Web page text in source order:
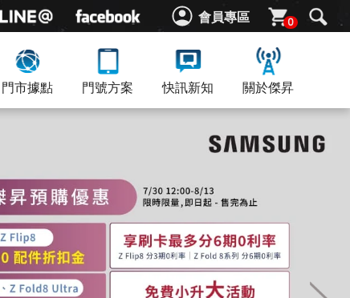
會員專區 0
門市據點 門號方案 快訊新知 關於傑昇